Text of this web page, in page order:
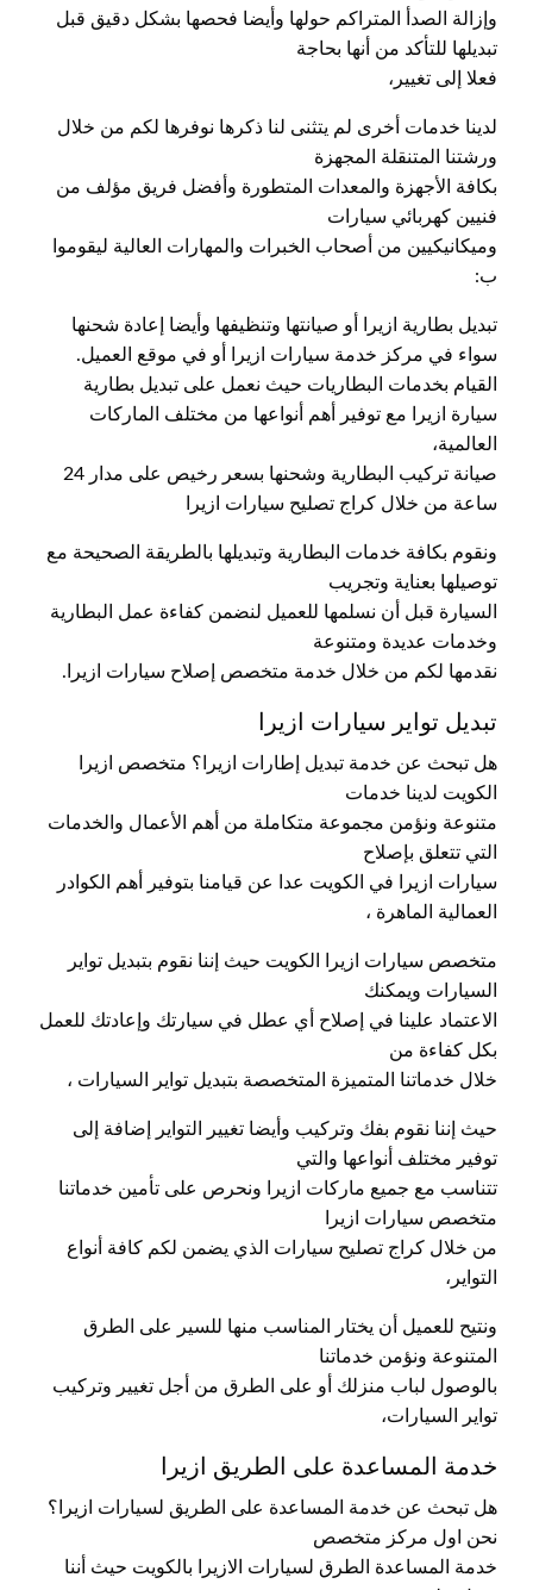
وإزالة الصدأ المتراكم حولها وأيضا فحصها بشكل دقيق قبل
تبديلها للتأكد من أنها بحاجة
فعلا إلى تغيير،
لدينا خدمات أخرى لم يتثنى لنا ذكرها نوفرها لكم من خلال
ورشتنا المتنقلة المجهزة
بكافة الأجهزة والمعدات المتطورة وأفضل فريق مؤلف من
فنيين كهربائي سيارات
وميكانيكيين من أصحاب الخبرات والمهارات العالية ليقوموا
ب:
تبديل بطارية ازيرا أو صيانتها وتنظيفها وأيضا إعادة شحنها
سواء في مركز خدمة سيارات ازيرا أو في موقع العميل.
القيام بخدمات البطاريات حيث نعمل على تبديل بطارية
سيارة ازيرا مع توفير أهم أنواعها من مختلف الماركات
العالمية،
صيانة تركيب البطارية وشحنها بسعر رخيص على مدار 24
ساعة من خلال كراج تصليح سيارات ازيرا
ونقوم بكافة خدمات البطارية وتبديلها بالطريقة الصحيحة مع
توصيلها بعناية وتجريب
السيارة قبل أن نسلمها للعميل لنضمن كفاءة عمل البطارية
وخدمات عديدة ومتنوعة
نقدمها لكم من خلال خدمة متخصص إصلاح سيارات ازيرا.
تبديل تواير سيارات ازيرا
هل تبحث عن خدمة تبديل إطارات ازيرا؟ متخصص ازيرا
الكويت لدينا خدمات
متنوعة ونؤمن مجموعة متكاملة من أهم الأعمال والخدمات
التي تتعلق بإصلاح
سيارات ازيرا في الكويت عدا عن قيامنا بتوفير أهم الكوادر
العمالية الماهرة ،
متخصص سيارات ازيرا الكويت حيث إننا نقوم بتبديل تواير
السيارات ويمكنك
الاعتماد علينا في إصلاح أي عطل في سيارتك وإعادتك للعمل
بكل كفاءة من
خلال خدماتنا المتميزة المتخصصة بتبديل تواير السيارات ،
حيث إننا نقوم بفك وتركيب وأيضا تغيير التواير إضافة إلى
توفير مختلف أنواعها والتي
تتناسب مع جميع ماركات ازيرا ونحرص على تأمين خدماتنا
متخصص سيارات ازيرا
من خلال كراج تصليح سيارات الذي يضمن لكم كافة أنواع
التواير،
ونتيح للعميل أن يختار المناسب منها للسير على الطرق
المتنوعة ونؤمن خدماتنا
بالوصول لباب منزلك أو على الطرق من أجل تغيير وتركيب
تواير السيارات،
خدمة المساعدة على الطريق ازيرا
هل تبحث عن خدمة المساعدة على الطريق لسيارات ازيرا؟
نحن اول مركز متخصص
خدمة المساعدة الطرق لسيارات الازيرا بالكويت حيث أننا